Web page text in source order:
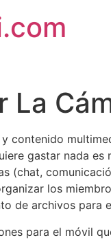
La
contenido
gastar nada
(chat,
los
de archivos
para el móvil